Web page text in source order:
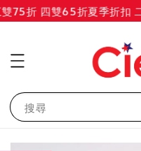
75折 四雙65折夏季折扣
搜尋